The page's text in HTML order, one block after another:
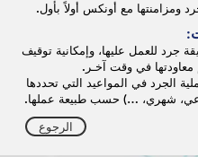
ومزامنتها مع أونكس أولاً بأول.
جرد للعمل عليها، وإمكانية توقيف
معاودتها في وقت آخـر.
الجرد في المواعيد التي تحددها
شهري، …) حسب طبيعة عملها.
الرجوع